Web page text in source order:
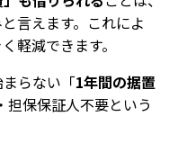
言えます。これによ
軽減できます。
らない「1年間の据置
保保証人不要という